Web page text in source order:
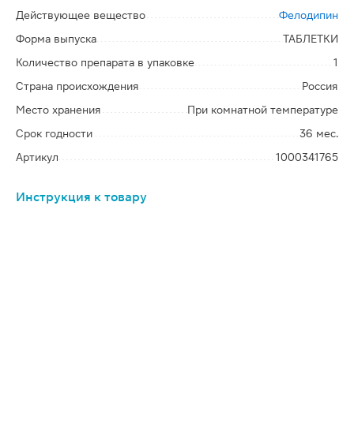
Действующее вещество
Фелодипин
Форма выпуска
ТАБЛЕТКИ
Количество препарата в упаковке
1
Страна происхождения
Россия
Место хранения
При комнатной температуре
Срок годности
36 мес.
Артикул
1000341765
Инструкция к товару